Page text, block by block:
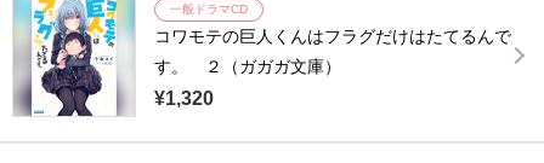
一般ドラマCD
コワモテの巨人くんはフラグだけはたてるんで
す。 ２（ガガガ文庫）
¥1,320